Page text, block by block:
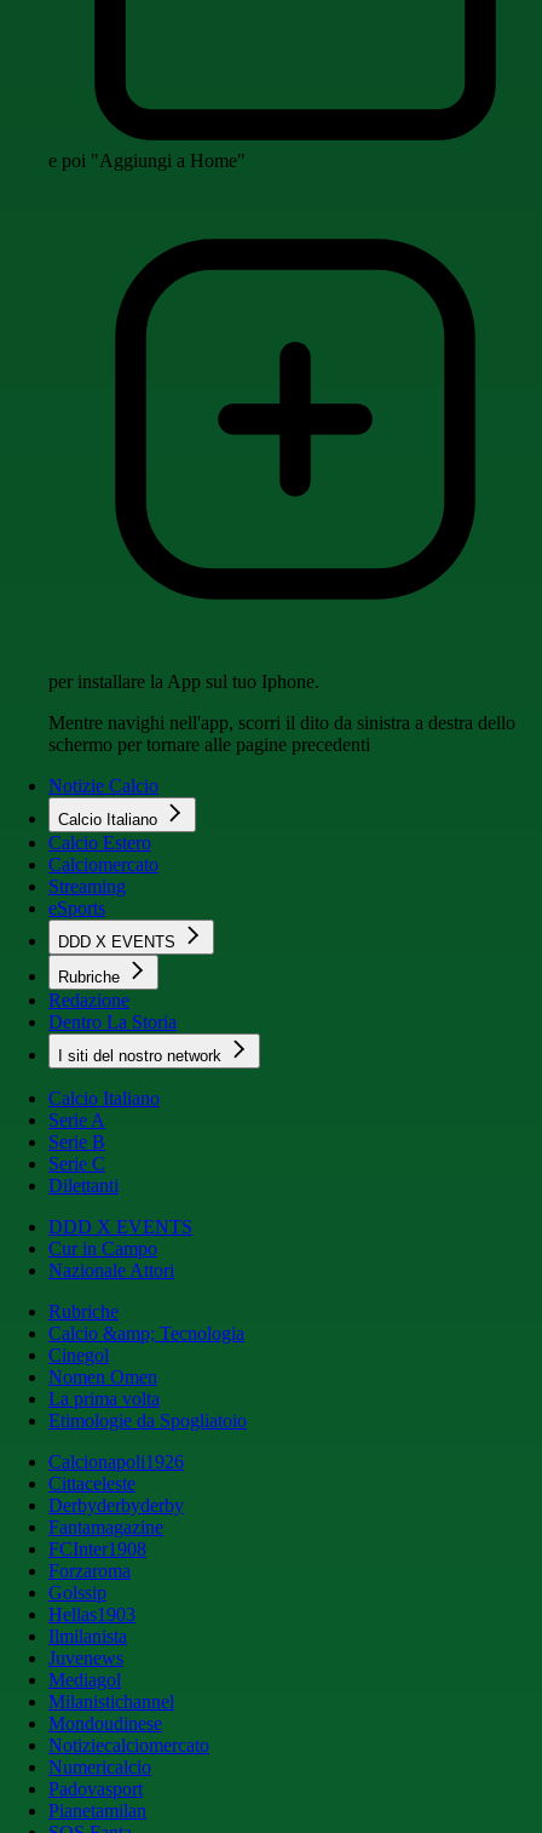
e poi "Aggiungi a Home"
per installare la App sul tuo Iphone.
Mentre navighi nell'app, scorri il dito da sinistra a destra dello
schermo per tornare alle pagine precedenti
Notizie Calcio
Calcio Italiano
Calcio Estero
Calciomercato
Streaming
eSports
DDD X EVENTS
Rubriche
Redazione
Dentro La Storia
I siti del nostro network
Calcio Italiano
Serie A
Serie B
Serie C
Dilettanti
DDD X EVENTS
Cur in Campo
Nazionale Attori
Rubriche
Calcio &amp; Tecnologia
Cinegol
Nomen Omen
La prima volta
Etimologie da Spogliatoio
Calcionapoli1926
Cittaceleste
Derbyderbyderby
Fantamagazine
FCInter1908
Forzaroma
Golssip
Hellas1903
Ilmilanista
Juvenews
Mediagol
Milanistichannel
Mondoudinese
Notiziecalciomercato
Numericalcio
Padovasport
Pianetamilan